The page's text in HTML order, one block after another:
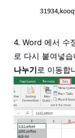
4. Word 에서 수
로 다시 붙여넣
나누기로 이동합